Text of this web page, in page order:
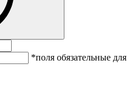
*поля обязательные для